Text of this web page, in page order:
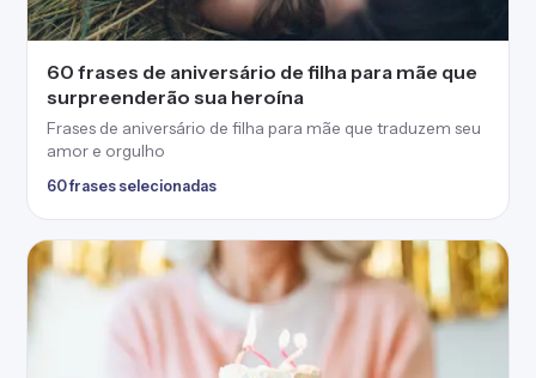
60 frases de aniversário de filha para mãe que
surpreenderão sua heroína
Frases de aniversário de filha para mãe que traduzem seu
amor e orgulho
60 frases selecionadas